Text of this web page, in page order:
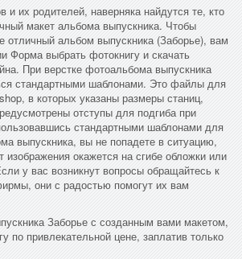
и их родителей, наверняка найдутся те, кто
макет альбома выпускника. Чтобы
отличный альбом выпускника (Заборье), вам
Форма выбрать фотокнигу и скачать
При верстке фотоальбома выпускника
стандартными шаблонами. Это файлы для
в которых указаны размеры станиц,
отступы для подгиба при
стандартными шаблонами для
выпускника, вы не попадете в ситуацию,
изображения окажется на сгибе обложки или
у вас возникнут вопросы обращайтесь к
они с радостью помогут их вам
Заборье с созданным вами макетом,
по привлекательной цене, заплатив только